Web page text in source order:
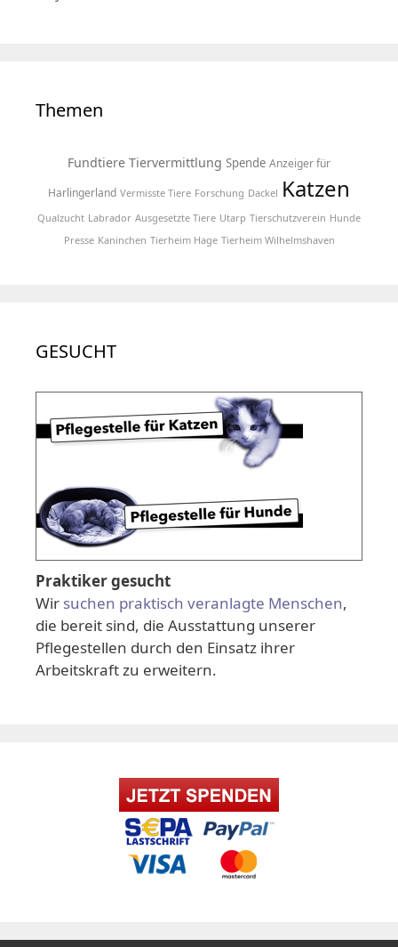
Themen
Fundtiere Tiervermittlung Spende Anzeiger für
Harlingerland Vermisste Tiere Forschung Dackel Katzen
Qualzucht Labrador Ausgesetzte Tiere Utarp Tierschutzverein Hunde
Presse Kaninchen Tierheim Hage Tierheim Wilhelmshaven
GESUCHT
Praktiker gesucht
Wir suchen praktisch veranlagte Menschen,
die bereit sind, die Ausstattung unserer
Pflegestellen durch den Einsatz ihrer
Arbeitskraft zu erweitern.